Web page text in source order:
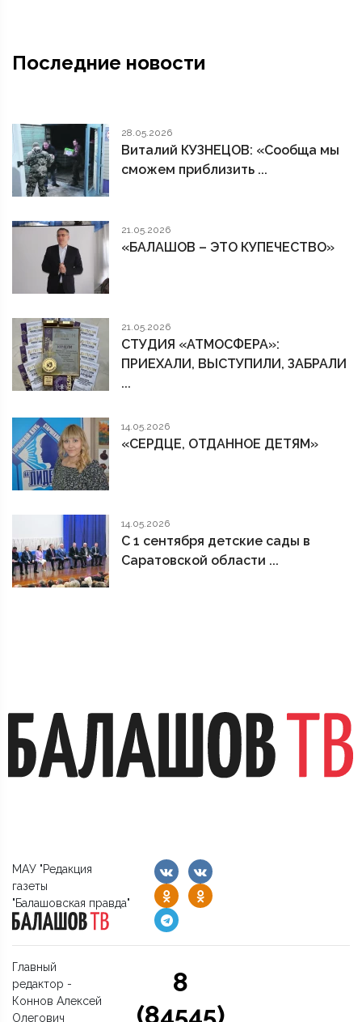
Последние новости
28.05.2026
Виталий КУЗНЕЦОВ: «Сообща мы
сможем приблизить ...
21.05.2026
«БАЛАШОВ – ЭТО КУПЕЧЕСТВО»
21.05.2026
СТУДИЯ «АТМОСФЕРА»:
ПРИЕХАЛИ, ВЫСТУПИЛИ, ЗАБРАЛИ
...
14.05.2026
«СЕРДЦЕ, ОТДАННОЕ ДЕТЯМ»
14.05.2026
С 1 сентября детские сады в
Саратовской области ...
МАУ "Редакция
газеты
"Балашовская правда"
Главный
редактор -
Коннов Алексей
Олегович
8
(84545)